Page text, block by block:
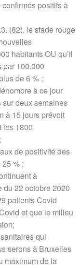
positifs à
(82), le stade rouge
habitants OU qu’il
par 100.000
de 6 % ;
à ce jour
deux semaines
à 15 jours prévoit
les 1800
de positivité des
% ;
à
du 22 octobre 2020
patients Covid
et que le milieu
qui
serons à Bruxelles
maximum de la